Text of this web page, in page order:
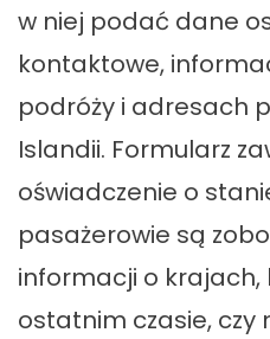
w niej podać dane
kontaktowe,
podróży i adresach
Islandii. Formularz
oświadczenie o
pasażerowie są
informacji o krajach,
ostatnim czasie, czy